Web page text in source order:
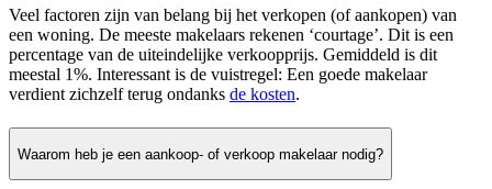
Veel factoren zijn van belang bij het verkopen (of aankopen) van
een woning. De meeste makelaars rekenen ‘courtage’. Dit is een
percentage van de uiteindelijke verkoopprijs. Gemiddeld is dit
meestal 1%. Interessant is de vuistregel: Een goede makelaar
verdient zichzelf terug ondanks de kosten.
Waarom heb je een aankoop- of verkoop makelaar nodig?